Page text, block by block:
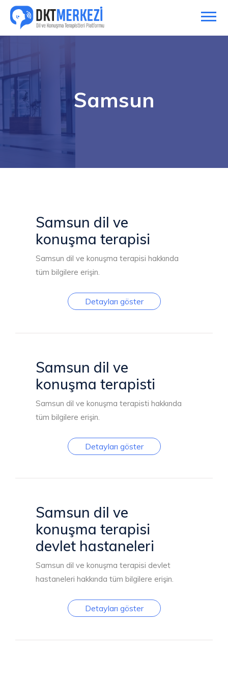
Samsun
Samsun dil ve
konuşma terapisi
Samsun dil ve konuşma terapisi hakkında
tüm bilgilere erişin.
Detayları göster
Samsun dil ve
konuşma terapisti
Samsun dil ve konuşma terapisti hakkında
tüm bilgilere erişin.
Detayları göster
Samsun dil ve
konuşma terapisi
devlet hastaneleri
Samsun dil ve konuşma terapisi devlet
hastaneleri hakkında tüm bilgilere erişin.
Detayları göster